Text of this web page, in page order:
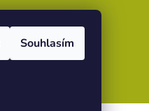
Souhlasím